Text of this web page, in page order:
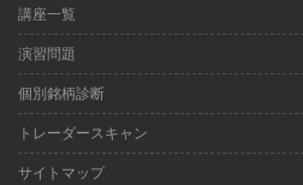
講座一覧
演習問題
個別銘柄診断
トレーダースキャン
サイトマップ